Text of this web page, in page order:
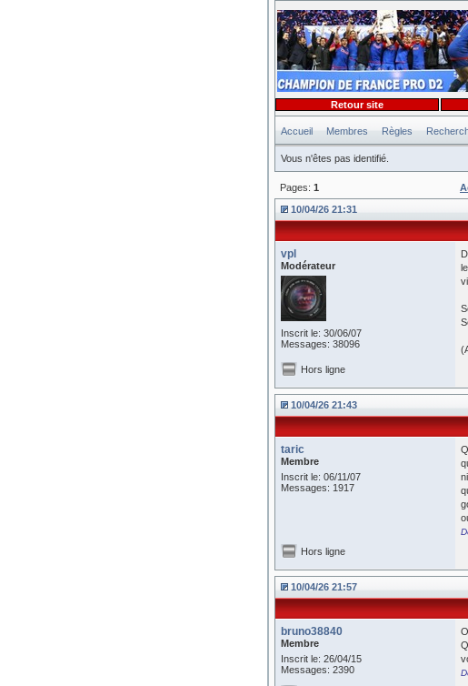
Accueil Membres Règles
Vous n'êtes pas identifié.
Retour site
Pages: 1
10/04/26 21:31
vpl
Modérateur
Inscrit le: 30/06/07
Messages: 38096
Hors ligne
10/04/26 21:43
taric
Membre
Inscrit le: 06/11/07
Messages: 1917
Hors ligne
10/04/26 21:57
bruno38840
Membre
Inscrit le: 26/04/15
Messages: 2390